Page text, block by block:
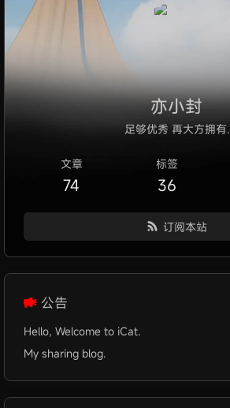
亦小封
足够优秀 再大方拥有.
文章
74
标签
36
订阅本站
公告
Hello, Welcome to iCat.
My sharing blog.